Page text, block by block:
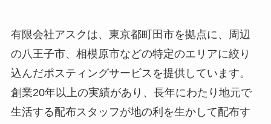
有限会社アスクは、東京都町田市を拠点に、周辺
の八王子市、相模原市などの特定のエリアに絞り
込んだポスティングサービスを提供しています。
創業20年以上の実績があり、長年にわたり地元で
生活する配布スタッフが地の利を生かして配布す